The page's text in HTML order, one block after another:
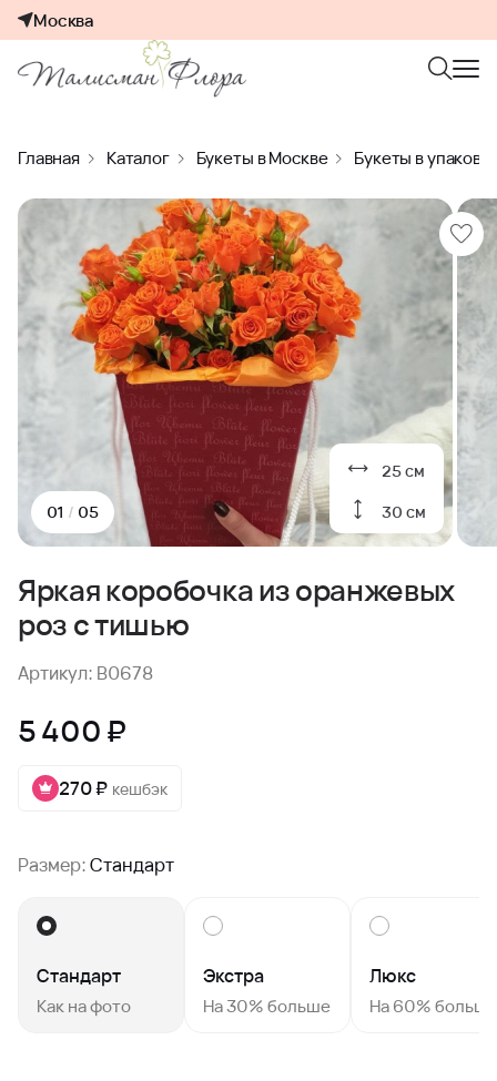
Москва
Главная Каталог Букеты в Москве Букеты в
25 см
30 см
01 / 05
Яркая коробочка из оранжевых
роз с тишью
Артикул: B0678
5 400 ₽
270 ₽ кешбэк
Размер:Стандарт
Стандарт
Как на фото
Экстра
На 30% больше
Люкс
На 60% больше